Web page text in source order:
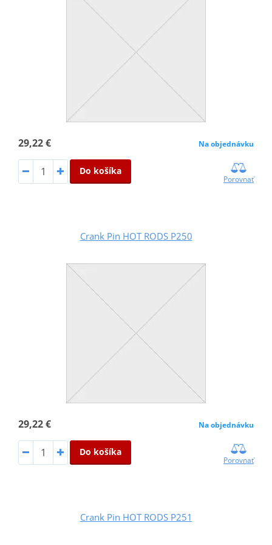
29,22 € Na objednávku
Do košíka
Porovnať
Crank Pin HOT RODS P250
29,22 € Na objednávku
Do košíka
Porovnať
Crank Pin HOT RODS P251